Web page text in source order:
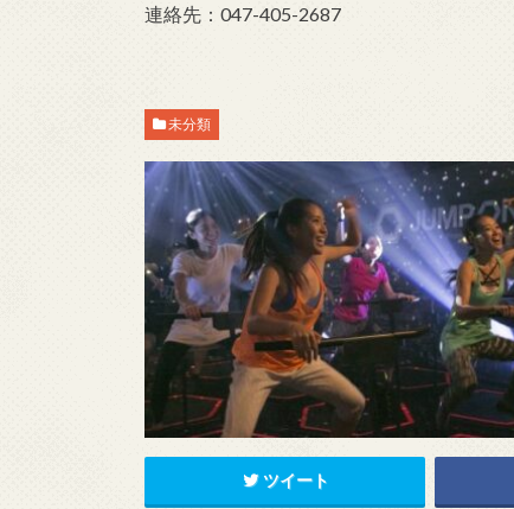
連絡先：047-405-2687
未分類
ツイート